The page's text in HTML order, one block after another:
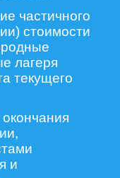
частичного
стоимости
лагеря
текущего
и